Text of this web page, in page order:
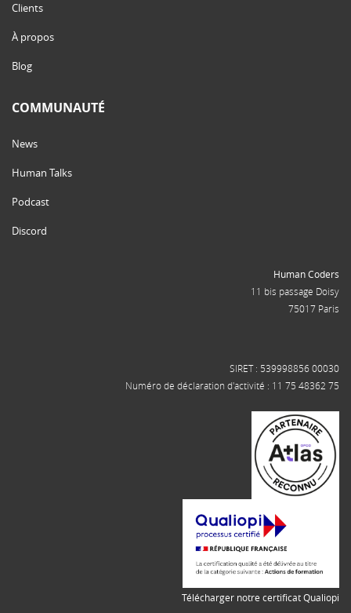
Clients
À propos
Blog
COMMUNAUTÉ
News
Human Talks
Podcast
Discord
Human Coders
11 bis passage Doisy
75017 Paris
SIRET : 539998856 00030
Numéro de déclaration d'activité : 11 75 48362 75
Télécharger notre certificat Qualiopi